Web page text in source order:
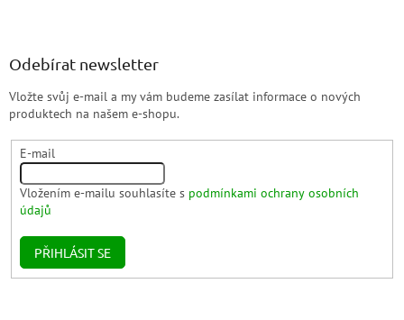
Odebírat newsletter
Vložte svůj e-mail a my vám budeme zasílat informace o nových
produktech na našem e-shopu.
E-mail
Vložením e-mailu souhlasíte s podmínkami ochrany osobních
údajů
PŘIHLÁSIT SE